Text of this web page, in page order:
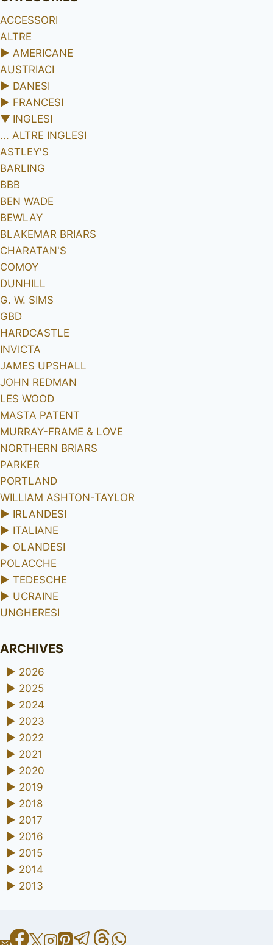
ACCESSORI
ALTRE
► AMERICANE
AUSTRIACI
► DANESI
► FRANCESI
▼ INGLESI
... ALTRE INGLESI
ASTLEY'S
BARLING
BBB
BEN WADE
BEWLAY
BLAKEMAR BRIARS
CHARATAN'S
COMOY
DUNHILL
G. W. SIMS
GBD
HARDCASTLE
INVICTA
JAMES UPSHALL
JOHN REDMAN
LES WOOD
MASTA PATENT
MURRAY-FRAME & LOVE
NORTHERN BRIARS
PARKER
PORTLAND
WILLIAM ASHTON-TAYLOR
► IRLANDESI
► ITALIANE
► OLANDESI
POLACCHE
► TEDESCHE
► UCRAINE
UNGHERESI
ARCHIVES
► 2026
► 2025
► 2024
► 2023
► 2022
► 2021
► 2020
► 2019
► 2018
► 2017
► 2016
► 2015
► 2014
► 2013